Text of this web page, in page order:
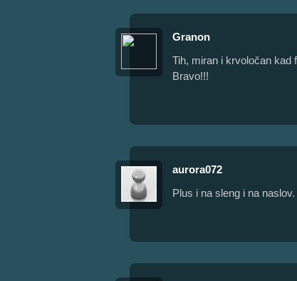
Granon
Tih, miran i krvoločan kad
Bravo!!!
aurora072
Plus i na sleng i na naslov.